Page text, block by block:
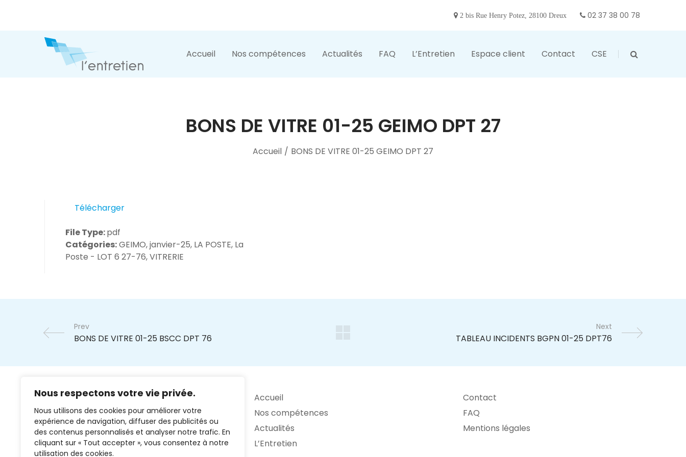
Nous respectons votre vie privée.
Nous utilisons des cookies pour améliorer votre
expérience de navigation, diffuser des publicités ou
des contenus personnalisés et analyser notre trafic. En
cliquant sur « Tout accepter », vous consentez à notre
utilisation des cookies.
2 bis Rue Henry Potez, 28100 Dreux 02 37 38 00 78
Accueil Nos compétences Actualités FAQ L’Entretien Espace client Contact CSE
BONS DE VITRE 01-25 GEIMO DPT 27
Accueil / BONS DE VITRE 01-25 GEIMO DPT 27
Télécharger
File Type:pdf
Catégories:GEIMO, janvier-25, LA POSTE, La
Poste - LOT 6 27-76, VITRERIE
Prev Next
02 37 38 00 78
Accueil
Nos compétences
Actualités
L’Entretien
Contact
FAQ
Mentions légales